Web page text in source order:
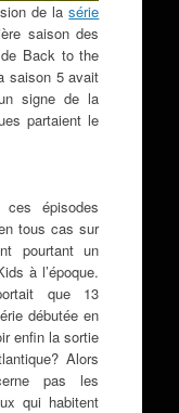
de lasérie
saison des
Back to the
saison 5 avait
signe de la
partaient le
épisodes
tous cas sur
pourtant un
à l’époque.
que 13
débutée en
enfin la sortie
Alors
pas les
qui habitent